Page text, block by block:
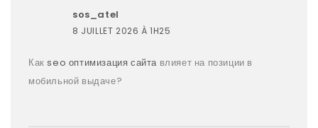
sos_atel
8 JUILLET 2026 À 1H25
Какseo оптимизация сайта влияет на позиции в
мобильной выдаче?